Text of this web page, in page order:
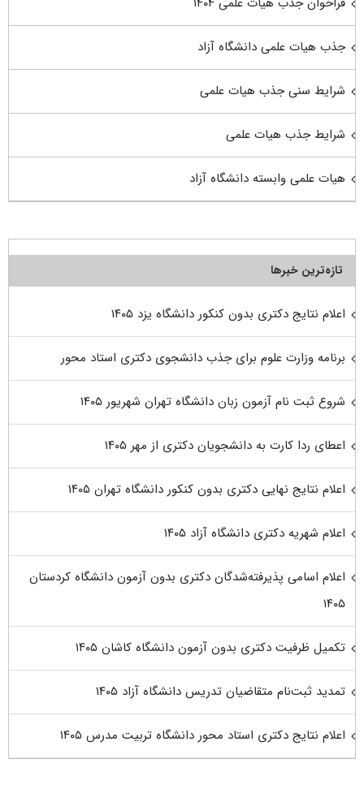
جذب هیات علمی دانشگاه آزاد
شرایط سنی جذب هیات علمی
شرایط جذب هیات علمی
هیات علمی وابسته دانشگاه آزاد
تازه‌ترین خبرها
اعلام نتایج دکتری بدون کنکور دانشگاه یزد ۱۴۰۵
برنامه وزارت علوم برای جذب دانشجوی دکتری استاد محور
شروع ثبت نام آزمون زبان دانشگاه تهران شهریور ۱۴۰۵
اعطای ردا کارت به دانشجویان دکتری از مهر ۱۴۰۵
اعلام نتایج نهایی دکتری بدون کنکور دانشگاه تهران ۱۴۰۵
اعلام شهریه دکتری دانشگاه آزاد ۱۴۰۵
اعلام اسامی پذیرفته‌شدگان دکتری بدون آزمون دانشگاه کردستان
۱۴۰۵
تکمیل ظرفیت دکتری بدون آزمون دانشگاه کاشان ۱۴۰۵
تمدید ثبت‌نام متقاضیان تدریس دانشگاه آزاد ۱۴۰۵
اعلام نتایج دکتری استاد محور دانشگاه تربیت مدرس ۱۴۰۵